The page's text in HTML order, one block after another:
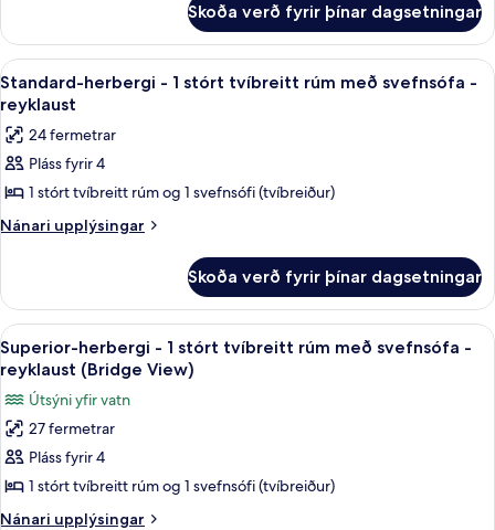
með
tvíbreiðu
rúmi
(Compact)
Skoða verð fyrir þínar dagsetningar
Skoða
allar
myndir
fyrir
Standard-
herbergi
-
tvíbreitt
rúm
með
svefnsófa
-
reyklaust
Standard-herbergi - 1 stórt tvíbreitt
4
Standard-herbergi - 1 stórt tvíbreitt rúm með svefnsófa -
reyklaust
24 fermetrar
Pláss fyrir 4
1 stórt tvíbreitt rúm og 1 svefnsófi (tvíbreiður)
Nánari upplýsingar
Nánari
herbergi
1
stórt
tvíbreitt
rúm
með
svefnsófa
-
reyklaust
Skoða verð fyrir þínar dagsetningar
Skoða
allar
myndir
fyrir
Superior-
herbergi
-
1
Superior-herbergi - 1 stórt tvíbreitt
7
Superior-herbergi - 1 stórt tvíbreitt rúm með svefnsófa -
reyklaust (Bridge View)
Útsýni yfir vatn
27 fermetrar
Pláss fyrir 4
1 stórt tvíbreitt rúm og 1 svefnsófi (tvíbreiður)
Nánari upplýsingar
Nánari